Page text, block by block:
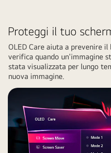
Proteggi il tuo
OLED Care aiuta a prevenire il
verifica quando un'immagine
stata visualizzata per lungo
nuova immagine.